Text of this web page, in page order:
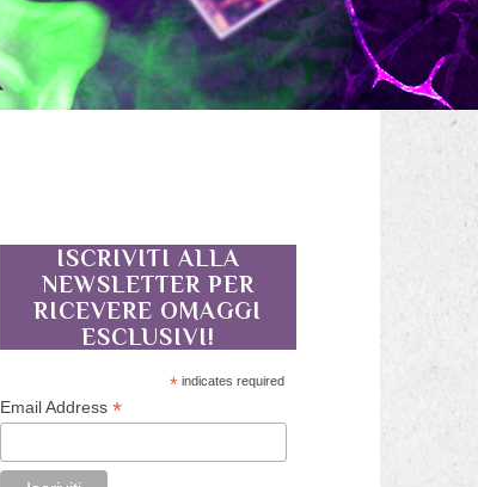
ISCRIVITI ALLA
NEWSLETTER PER
RICEVERE OMAGGI
ESCLUSIVI!
* indicates required
Email Address *